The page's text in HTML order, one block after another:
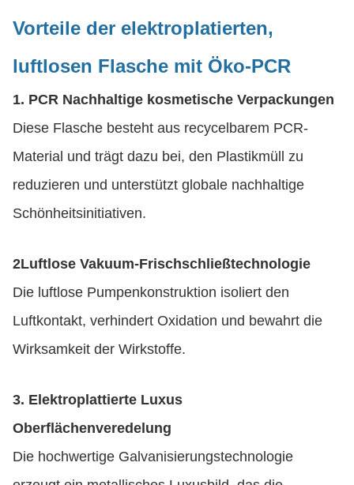
Vorteile der elektroplatierten,
luftlosen Flasche mit Öko-PCR
1. PCR Nachhaltige kosmetische Verpackungen
Diese Flasche besteht aus recycelbarem PCR-
Material und trägt dazu bei, den Plastikmüll zu
reduzieren und unterstützt globale nachhaltige
Schönheitsinitiativen.
2Luftlose Vakuum-Frischschließtechnologie
Die luftlose Pumpenkonstruktion isoliert den
Luftkontakt, verhindert Oxidation und bewahrt die
Wirksamkeit der Wirkstoffe.
3. Elektroplattierte Luxus
Oberflächenveredelung
Die hochwertige Galvanisierungstechnologie